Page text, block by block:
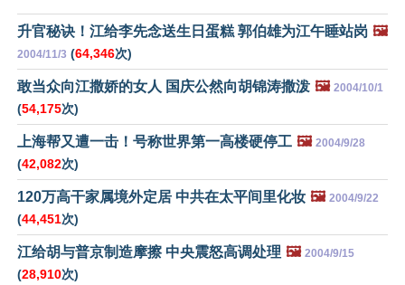
升官秘诀！江给李先念送生日蛋糕 郭伯雄为江午睡站岗 🖼️
2004/11/3 (64,346次)
敢当众向江撒娇的女人 国庆公然向胡锦涛撒泼 🖼️ 2004/10/1
(54,175次)
上海帮又遭一击！号称世界第一高楼硬停工 🖼️ 2004/9/28
(42,082次)
120万高干家属境外定居 中共在太平间里化妆 🖼️ 2004/9/22
(44,451次)
江给胡与普京制造摩擦 中央震怒高调处理 🖼️ 2004/9/15
(28,910次)